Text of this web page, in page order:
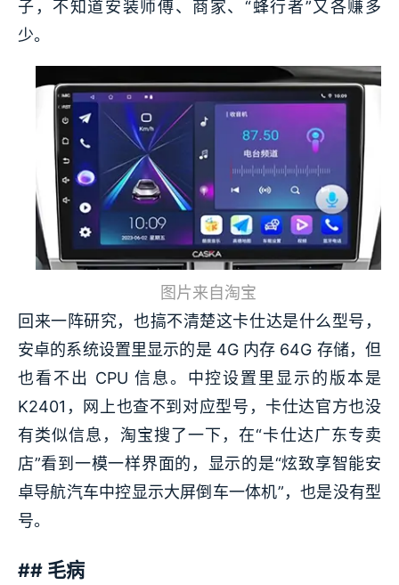
子，不知道安装师傅、商家、“蜂行者”又各赚多
少。
图片来自淘宝
回来一阵研究，也搞不清楚这卡仕达是什么型号，
安卓的系统设置里显示的是 4G 内存 64G 存储，但
也看不出 CPU 信息。中控设置里显示的版本是
K2401，网上也查不到对应型号，卡仕达官方也没
有类似信息，淘宝搜了一下，在“卡仕达广东专卖
店”看到一模一样界面的，显示的是“炫致享智能安
卓导航汽车中控显示大屏倒车一体机”，也是没有型
号。
## 毛病